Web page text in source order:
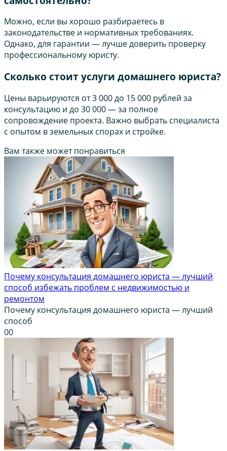
Можно, если вы хорошо разбираетесь в
законодательстве и нормативных требованиях.
Однако, для гарантии — лучше доверить проверку
профессиональному юристу.
Сколько стоит услуги домашнего юриста?
Цены варьируются от 3 000 до 15 000 рублей за
консультацию и до 30 000 — за полное
сопровождение проекта. Важно выбрать специалиста
с опытом в земельных спорах и стройке.
Вам также может понравиться
Почему консультация домашнего юриста — лучший
способ избежать проблем с недвижимостью и
ремонтом
Почему консультация домашнего юриста — лучший
способ
00